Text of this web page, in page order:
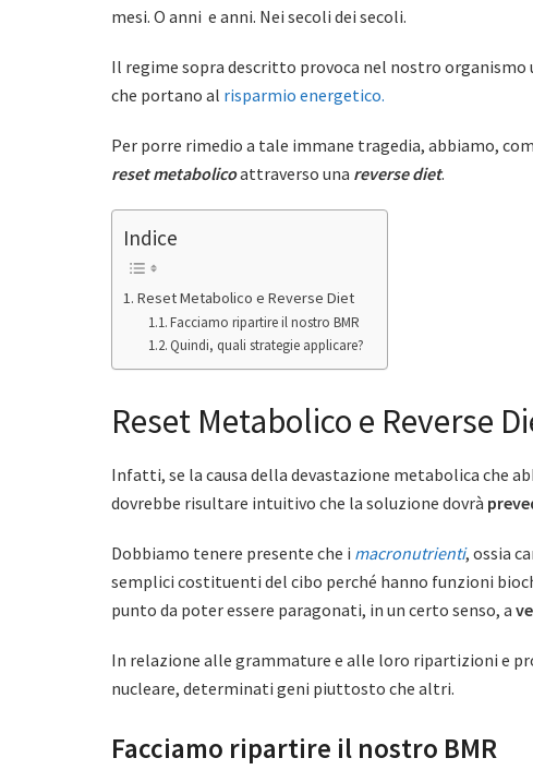
mesi. O anni e anni. Nei secoli dei secoli.
Il regime sopra descritto provoca nel nostro
che portano al risparmio energetico.
Per porre rimedio a tale immane tragedia, abbiamo,
reset metabolicoattraverso una reverse diet.
Indice
Reset Metabolico e Reverse Diet
Facciamo ripartire il nostro BMR
Quindi, quali strategie applicare?
Reset Metabolico e Reverse
Infatti, se la causa della devastazione metabolica che
dovrebbe risultare intuitivo che la soluzione dovrà
Dobbiamo tenere presente che i macronutrienti, ossia
semplici costituenti del cibo perché hanno funzioni
punto da poter essere paragonati, in un certo senso, a
In relazione alle grammature e alle loro ripartizioni e
nucleare, determinati geni piuttosto che altri.
Facciamo ripartire il nostro BMR